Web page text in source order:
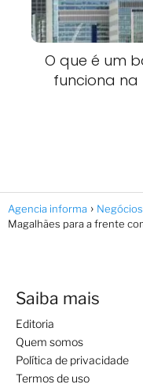
O que é um
funciona
Agencia informa
Magalhães para a frente
Saiba mais
Editoria
Quem somos
Política de privacidade
Termos de uso